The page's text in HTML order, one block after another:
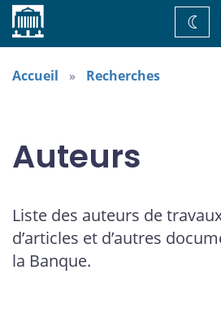
Accueil
de
Accueil Recherches
Auteurs
Liste des auteurs de
d’articles et d’autres
la Banque.